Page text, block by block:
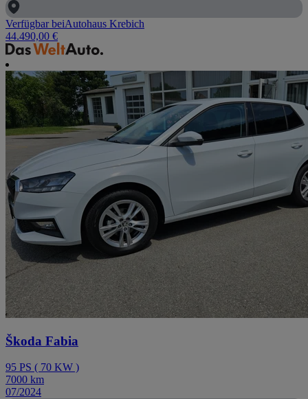
Verfügbar beiAutohaus Krebich
44.490,00 €
Škoda Fabia
95 PS ( 70 KW )
7000 km
07/2024